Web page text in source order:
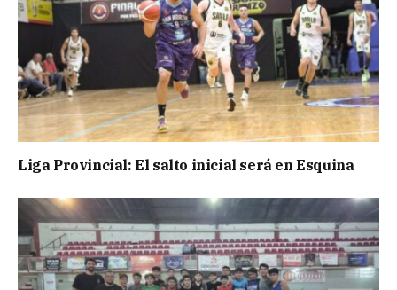
Liga Provincial: El salto inicial será en Esquina